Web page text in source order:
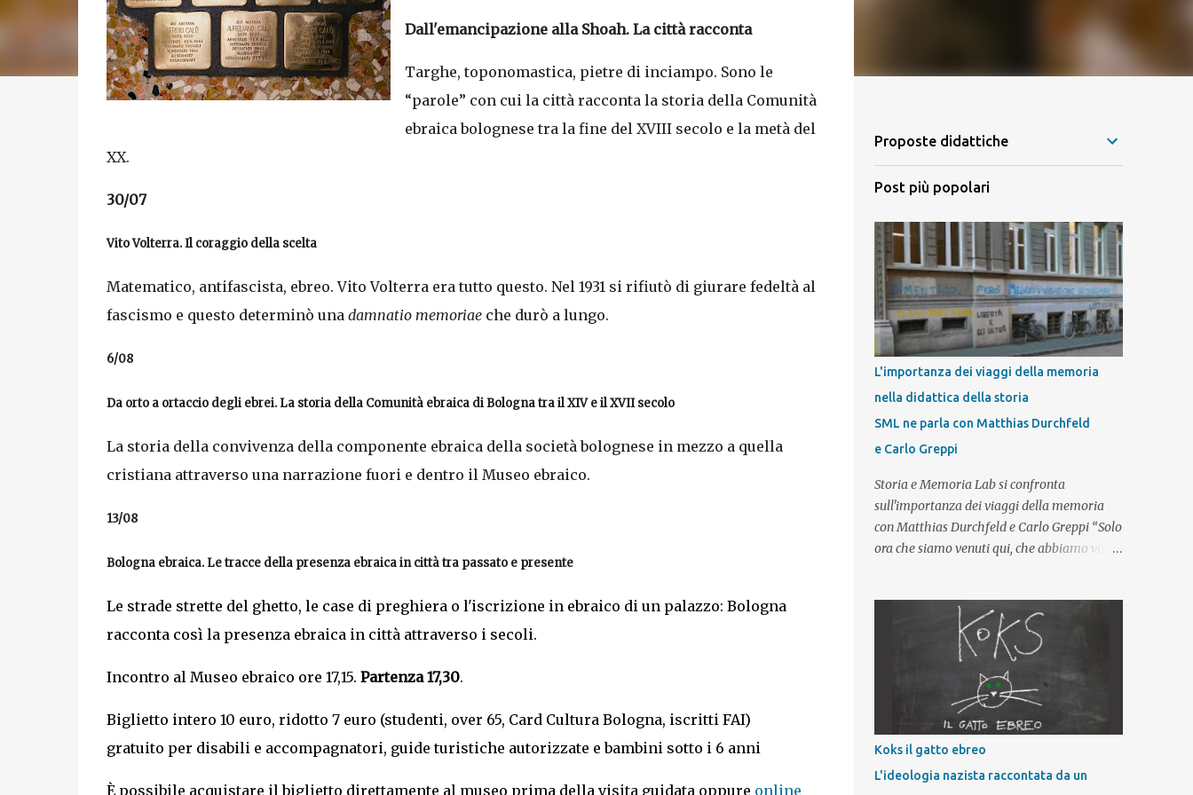
Dall'emancipazione alla Shoah. La città racconta
Targhe, toponomastica, pietre di inciampo. Sono le
“parole” con cui la città racconta la storia della Comunità
ebraica bolognese tra la fine del XVIII secolo e la metà del
XX.
30/07
Vito Volterra. Il coraggio della scelta
Matematico, antifascista, ebreo. Vito Volterra era tutto questo. Nel 1931 si rifiutò di giurare fedeltà al
fascismo e questo determinò una damnatio memoriaeche durò a lungo.
6/08
Da orto a ortaccio degli ebrei. La storia della Comunità ebraica di Bologna tra il XIV e il XVII secolo
La storia della convivenza della componente ebraica della società bolognese in mezzo a quella
cristiana attraverso una narrazione fuori e dentro il Museo ebraico.
13/08
Bologna ebraica. Le tracce della presenza ebraica in città tra passato e presente
Le strade strette del ghetto, le case di preghiera o l'iscrizione in ebraico di un palazzo: Bologna
racconta così la presenza ebraica in città attraverso i secoli.
Incontro al Museo ebraico ore 17,15. Partenza 17,30.
Biglietto intero 10 euro, ridotto 7 euro (studenti, over 65, Card Cultura Bologna, iscritti FAI)
gratuito per disabili e accompagnatori, guide turistiche autorizzate e bambini sotto i 6 anni
È possibile acquistare il biglietto direttamente al museo prima della visita guidata oppure online
Proposte didattiche
Post più popolari
L'importanza dei viaggi della memoria
nella didattica della storia
SML ne parla con Matthias Durchfeld
e Carlo Greppi
Storia e Memoria Lab si confronta
sull'importanza dei viaggi della memoria
con Matthias Durchfeld e Carlo Greppi “Solo
ora che siamo venuti qui, che abbiamo visto
considerazioni che i giovani esprimono al
termine di un viaggio studio in un campo di
concentramento nazista – e in particolare
dopo aver visitato il complesso
concentrazionario di Auschwitz-Birkenau –
questa è una delle affermazioni più
frequenti. Questo tipo di riflessione impone
allora un primo, importante, interrogativo:
partecipare a un viaggio della memoria,
Koks il gatto ebreo
L'ideologia nazista raccontata da un